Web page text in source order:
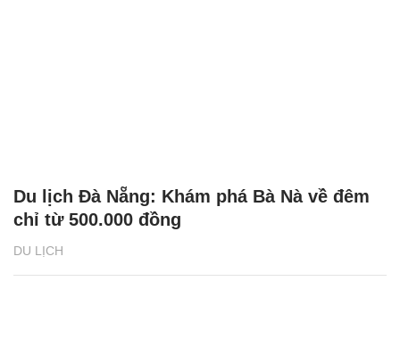
DU LỊCH
Du lịch Đà Nẵng: Khám phá Bà Nà về đêm
chỉ từ 500.000 đồng